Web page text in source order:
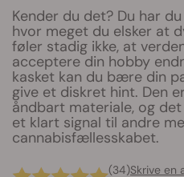
Kender du det? Du har
hvor meget du elsker at
føler stadig ikke, at
acceptere din hobby
kasket kan du bære din
give et diskret hint. Den
åndbart materiale, og
et klart signal til andre
cannabisfællesskabet.
(34)Skrive en